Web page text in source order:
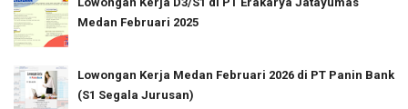
Medan Februari 2025
Lowongan Kerja Medan Februari 2026 di PT Panin Bank
(S1 Segala Jurusan)